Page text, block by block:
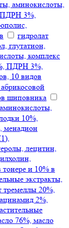
аминокислоты,
ПДРН 3%,
гидролат
глутатион,
комплекс
ПДРН 3%,
10 видов
шиповника
10%,
менадион
лецитин,
и 10% в
экстракты,
20%,
2%,
76%, масло